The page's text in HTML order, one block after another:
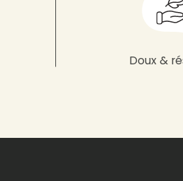
Doux &